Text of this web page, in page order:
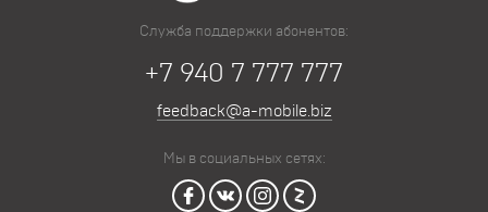
Служба поддержки абонентов:
+7 940 7 777 777
feedback@a-mobile.biz
Мы в социальных сетях: